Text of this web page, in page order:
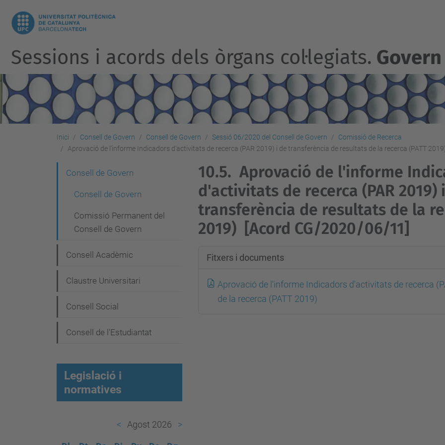
Sessions i acords dels òrgans col·legiats. Govern
Inici Consell de Govern Consell de Govern Sessió 06/2020 del Consell de Govern
Comissió de Recerca
Aprovació de l'informe Indicadors d'activitats de recerca (PAR 2019) i de transferència de resultats de la recerca (PATT
10.5. Aprovació de l'informe
d'activitats de recerca (PAR 2019)
transferència de resultats de la
2019) [Acord CG/2020/06/11]
Fitxers i documents
Aprovació de l'informe Indicadors d'activitats de recerca
de la recerca (PATT 2019)
g
c
i
Consell de Govern
Consell de Govern
Comissió Permanent del
Consell de Govern
Consell Acadèmic
Claustre Universitari
Consell Social
Consell de l'Estudiantat
Legislació i
normatives
Agost 2026